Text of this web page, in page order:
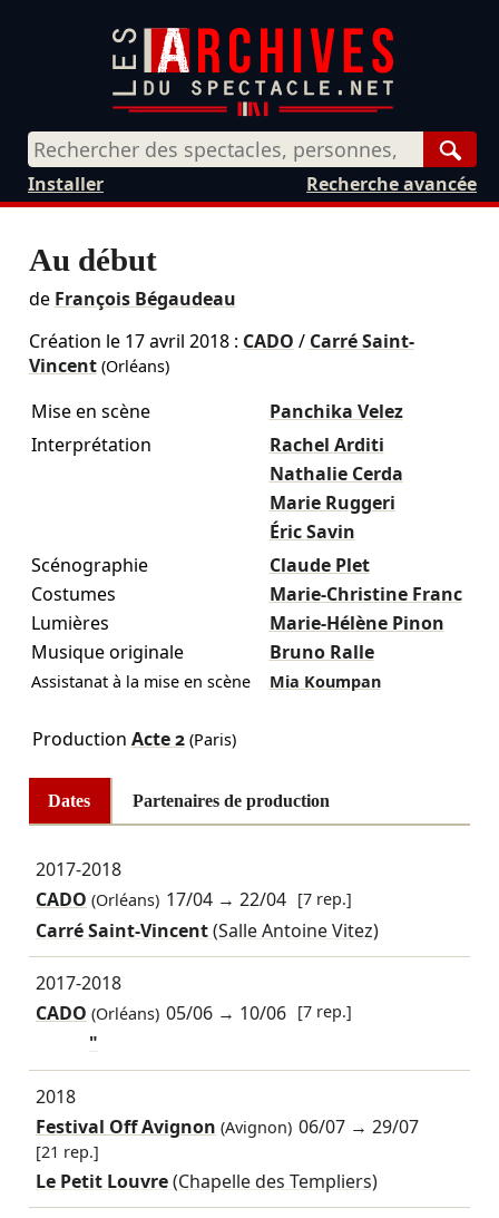
Recherche avancée
Installer
Au début
de François Bégaudeau
Création le 17 avril 2018: CADO / Carré Saint-
Vincent(Orléans)
Mise en scène
Panchika Velez
Interprétation
Rachel Arditi
Nathalie Cerda
Marie Ruggeri
Éric Savin
Scénographie
Claude Plet
Costumes
Marie-Christine Franc
Lumières
Marie-Hélène Pinon
Musique originale
Bruno Ralle
Assistanat à la mise en scène Mia Koumpan
Production Acte 2(Paris)
Dates Partenaires de production
2017-2018
CADO (Orléans) 17/04 →22/04 [7 rep.]
Carré Saint-Vincent(Salle Antoine Vitez)
2017-2018
CADO (Orléans) 05/06 → 10/06 [7 rep.]
"
2018
Festival Off Avignon (Avignon) 06/07 →29/07
[21 rep.]
Le Petit Louvre(Chapelle des Templiers)